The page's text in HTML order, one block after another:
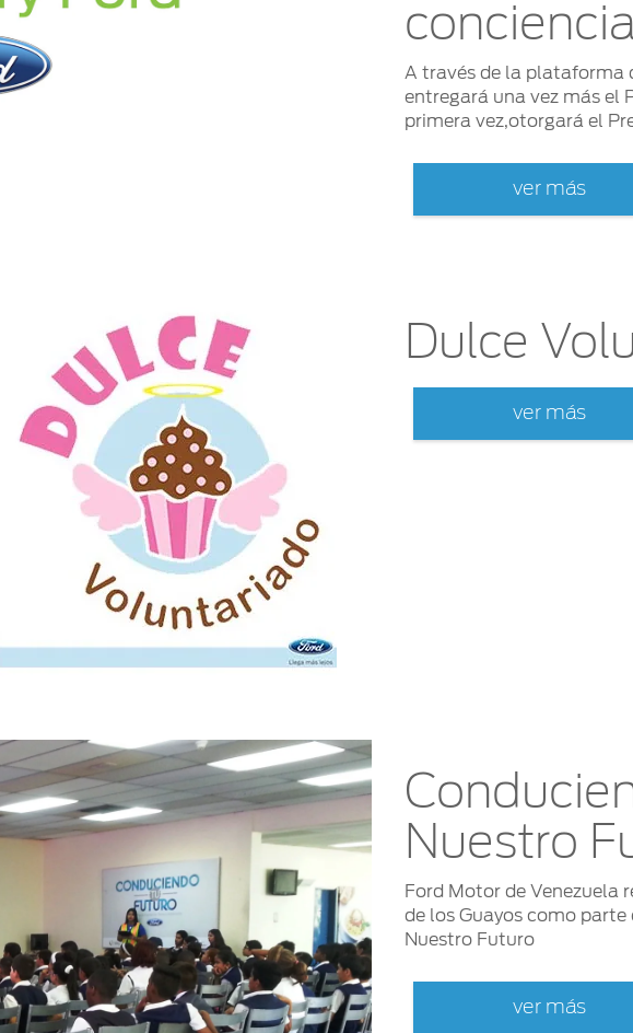
A través de la plataforma
entregará una vez más el
primera vez,otorgará el
ver más
Dulce
ver más
Nuestro
Ford Motor de Venezuela
de los Guayos como
Nuestro Futuro
ver más